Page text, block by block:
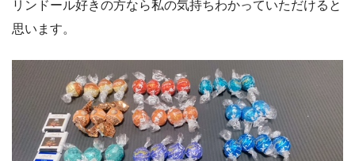
リンドール好きの方なら私の気持ちわかっていただけると
思います。